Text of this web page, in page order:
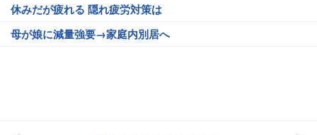
休みだが疲れる 隠れ疲労対策は
母が娘に減量強要→家庭内別居へ